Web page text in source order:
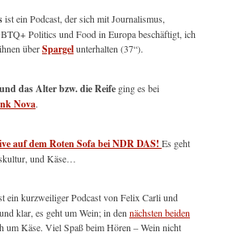
ist ein Podcast, der sich mit Journalismus,
Politics und Food in Europa beschäftigt, ich
überSpargelunterhalten (37“).
das Alter bzw. die Reife ging es bei
Nova.
auf dem Roten Sofa bei NDR DAS! Es geht
und Käse…
ein kurzweiliger Podcast von Felix Carli und
klar, es geht um Wein; in den nächsten beiden
um Käse. Viel Spaß beim Hören – Wein nicht